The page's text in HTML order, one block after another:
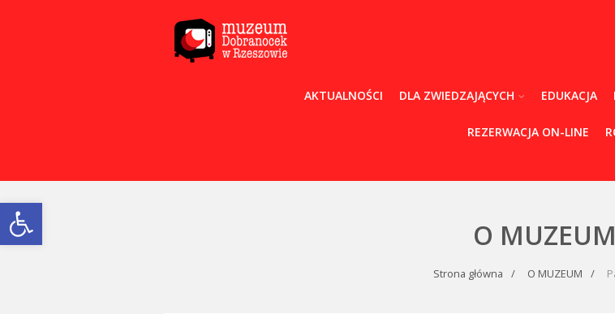
Open toolbar
AKTUALNOŚCI DLA ZWIEDZAJĄCYCH EDUKACJA
REZERWACJA ON-LINE
O MUZEUM
Strona główna O MUZEUM